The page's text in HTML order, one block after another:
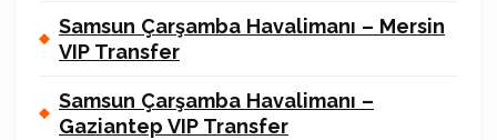
Samsun Çarşamba Havalimanı – Mersin
VIP Transfer
Samsun Çarşamba Havalimanı –
Gaziantep VIP Transfer